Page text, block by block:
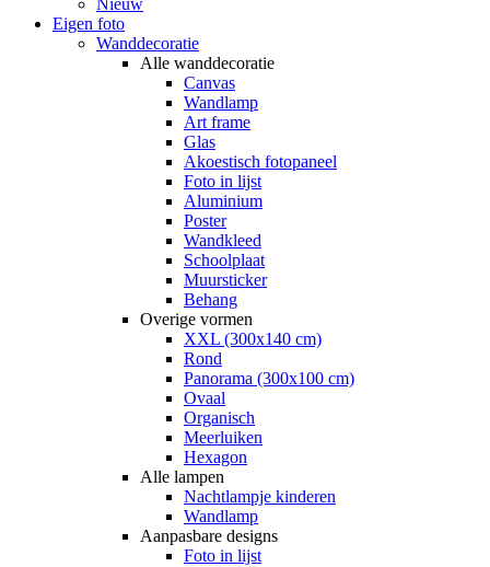
Eigen foto
Wanddecoratie
Alle wanddecoratie
Canvas
Wandlamp
Art frame
Glas
Akoestisch fotopaneel
Foto in lijst
Aluminium
Poster
Wandkleed
Schoolplaat
Muursticker
Behang
Overige vormen
XXL (300x140 cm)
Rond
Panorama (300x100 cm)
Ovaal
Organisch
Meerluiken
Hexagon
Alle lampen
Nachtlampje kinderen
Wandlamp
Aanpasbare designs
Foto in lijst